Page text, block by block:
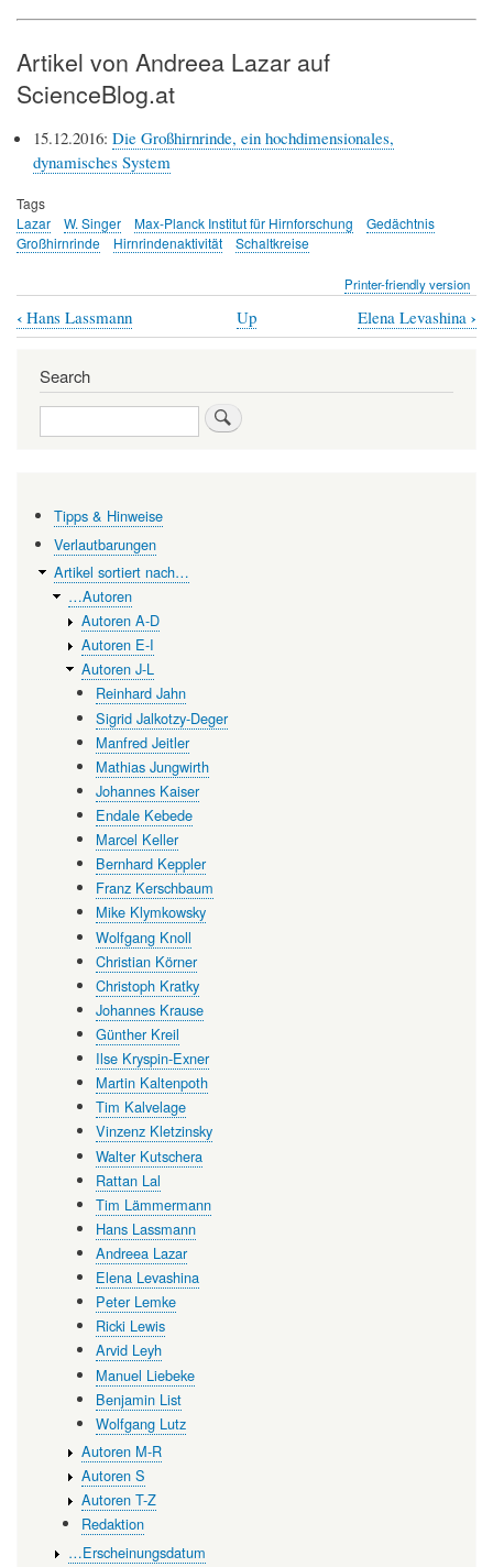
Artikel von Andreea Lazar auf
ScienceBlog.at
15.12.2016: Die Großhirnrinde, ein hochdimensionales,
dynamisches System
Tags
Lazar
W. Singer Max-Planck Institut für Hirnforschung
Gedächtnis
Großhirnrinde
Hirnrindenaktivität Schaltkreise
Printer-friendly version
Book
traversal
links
for
‹ Hans Lassmann Up Elena Levashina ›
Search
Search
Tipps & Hinweise
Verlautbarungen
Artikel sortiert nach…
…Autoren
Autoren A-D
Autoren E-I
Autoren J-L
Reinhard Jahn
Sigrid Jalkotzy-Deger
Manfred Jeitler
Mathias Jungwirth
Johannes Kaiser
Endale Kebede
Marcel Keller
Bernhard Keppler
Franz Kerschbaum
Mike Klymkowsky
Wolfgang Knoll
Christian Körner
Christoph Kratky
Johannes Krause
Günther Kreil
Ilse Kryspin-Exner
Martin Kaltenpoth
Tim Kalvelage
Vinzenz Kletzinsky
Walter Kutschera
Rattan Lal
Tim Lämmermann
Hans Lassmann
Andreea Lazar
Elena Levashina
Peter Lemke
Ricki Lewis
Arvid Leyh
Manuel Liebeke
Benjamin List
Wolfgang Lutz
Autoren M-R
Autoren S
Autoren T-Z
Redaktion
…Erscheinungsdatum